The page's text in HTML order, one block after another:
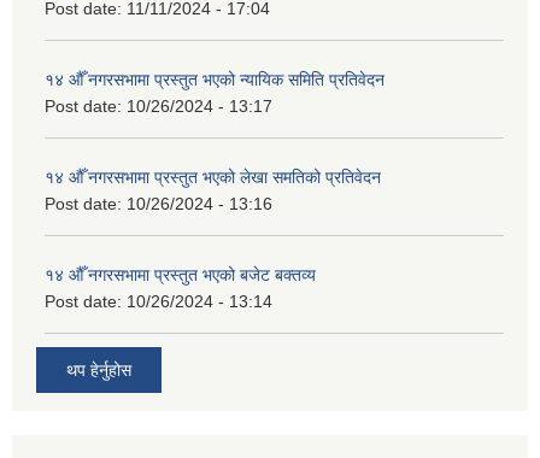
Post date: 11/11/2024 - 17:04
१४ औँ नगरसभामा प्रस्तुत भएको न्यायिक समिति प्रतिवेदन
Post date: 10/26/2024 - 13:17
१४ औँ नगरसभामा प्रस्तुत भएको लेखा समतिको प्रतिवेदन
Post date: 10/26/2024 - 13:16
१४ औँ नगरसभामा प्रस्तुत भएको बजेट बक्तव्य
Post date: 10/26/2024 - 13:14
थप हेर्नुहोस